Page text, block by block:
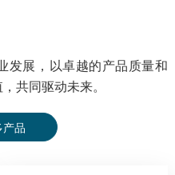
发展，以卓越的产品质量和
共同驱动未来。
品